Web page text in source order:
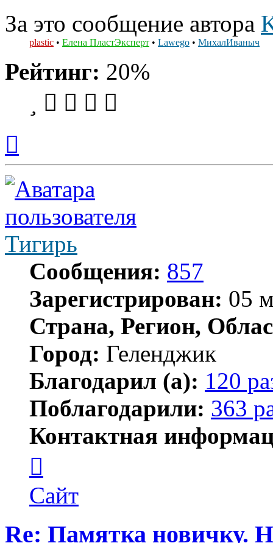
За это сообщение автора
plastic • Елена ПластЭксперт • Lawego • МихалИваныч
Рейтинг: 20%
началу
Тигирь
Сообщения: 857
Зарегистрирован: 05
Страна, Регион,
Город: Геленджик
Благодарил (а): 120
Поблагодарили: 363
Контактная
пользователя
Тигирь
Сайт
Re: Памятка новичку.